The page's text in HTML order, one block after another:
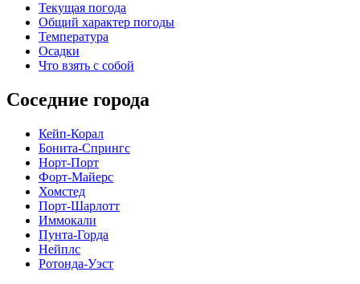
Текущая погода
Общий характер погоды
Температура
Осадки
Что взять с собой
Соседние города
Кейп-Корал
Бонита-Спрингс
Норт-Порт
Форт-Майерс
Хомстед
Порт-Шарлотт
Иммокали
Пунта-Горда
Нейплс
Ротонда-Уэст